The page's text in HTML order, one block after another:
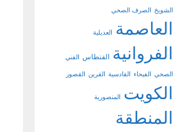
الشويخ الصرف الصحي
العاصمة العديلية
الفروانية الفنطاس الفني
الصحي الفيحاء القادسية القرين القصور
الكويت المنصورية
المنطقة